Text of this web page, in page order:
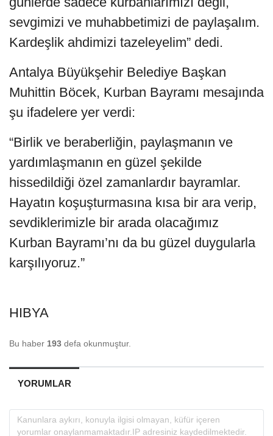
sevgimizi ve muhabbetimizi de paylaşalım.
Kardeşlik ahdimizi tazeleyelim” dedi.
Antalya Büyükşehir Belediye Başkan
Muhittin Böcek, Kurban Bayramı mesajında
şu ifadelere yer verdi:
“Birlik ve beraberliğin, paylaşmanın ve
yardımlaşmanın en güzel şekilde
hissedildiği özel zamanlardır bayramlar.
Hayatın koşuşturmasına kısa bir ara verip,
sevdiklerimizle bir arada olacağımız
Kurban Bayramı’nı da bu güzel duygularla
karşılıyoruz.”
HIBYA
Bu haber 193 defa okunmuştur.
YORUMLAR